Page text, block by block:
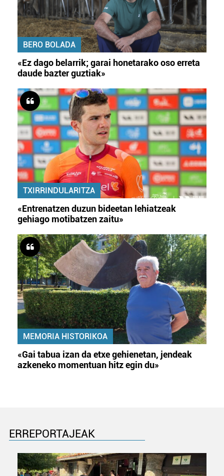
BERO BOLADA
«Ez dago belarrik; garai honetarako oso erreta
daude bazter guztiak»
TXIRRINDULARITZA
«Entrenatzen duzun bideetan lehiatzeak
gehiago motibatzen zaitu»
MEMORIA HISTORIKOA
«Gai tabua izan da etxe gehienetan, jendeak
azkeneko momentuan hitz egin du»
ERREPORTAJEAK